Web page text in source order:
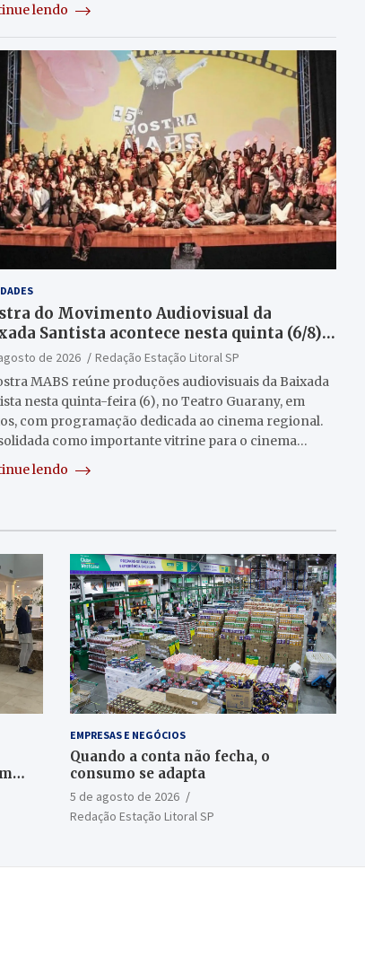
lendo
do Movimento Audiovisual da
Santista acontece nesta quinta (6/8)
Guarany
de 2026
Redação Estação Litoral SP
MABS reúne produções audiovisuais da Baixada
nesta quinta-feira (6), no Teatro Guarany, em
com programação dedicada ao cinema regional.
como importante vitrine para o cinema…
lendo
EMPRESAS E NEGÓCIOS
Quando a conta não fecha, o
consumo se adapta
5 de agosto de 2026
Redação Estação Litoral SP